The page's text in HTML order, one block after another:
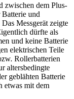
zwischen dem Plus-
und
Messgerät zeigte
dürfte als
und keine Batterie
elektrischen Teile
Rollerbatterien
altersbedingte
geblähten Batterie
etwas mit dem